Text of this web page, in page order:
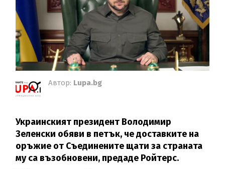
Автор: Lupa.bg
Украинският президент Володимир
Зеленски обяви в петък, че доставките на
оръжие от Съединените щати за страната
му са възобновени, предаде Ройтерс.